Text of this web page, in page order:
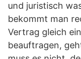
und juristisch
bekommt man
Vertrag gleich
beauftragen,